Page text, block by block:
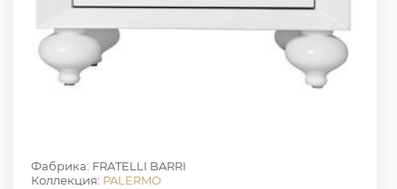
Фабрика: FRATELLI BARRI
Коллекция: PALERMO